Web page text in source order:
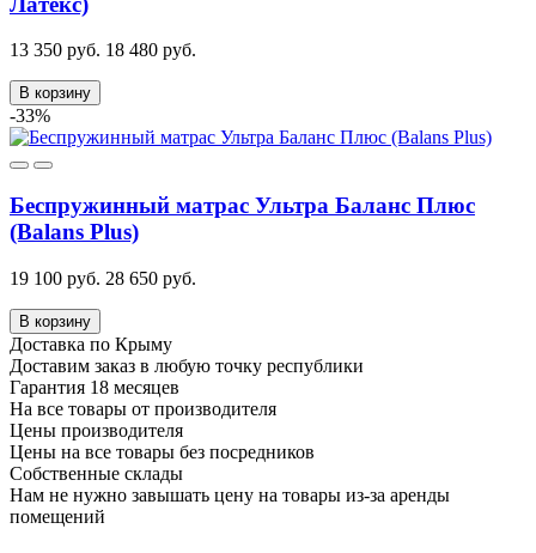
13 350 руб. 18 480 руб.
В корзину
-33%
Беспружинный матрас Ультра Баланс Плюс
(Balans Plus)
19 100 руб. 28 650 руб.
В корзину
Доставка по Крыму
Доставим заказ в любую точку республики
Гарантия 18 месяцев
На все товары от производителя
Цены производителя
Цены на все товары без посредников
Собственные склады
Нам не нужно завышать цену на товары из-за аренды
помещений